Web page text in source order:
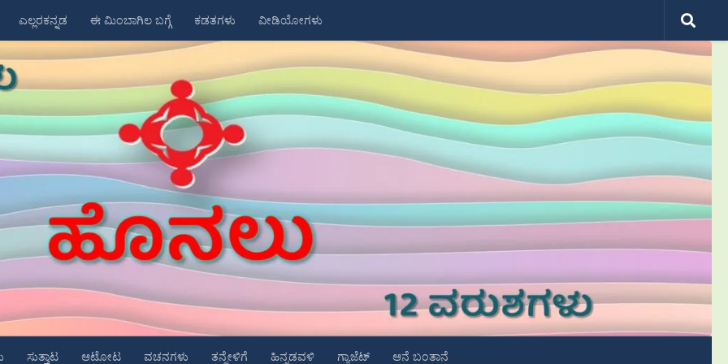
ಎಲ್ಲರಕನ್ನಡ ಈ ಮಿಂಬಾಗಿಲ ಬಗ್ಗೆ ಕಡತಗಳು ವೀಡಿಯೋಗಳು
ಸುತ್ತಾಟ ಆಟೋಟ ವಚನಗಳು ತನ್ನೇಳಿಗೆ ಹಿನ್ನಡವಳಿ ಗ್ಯಾಜೆಟ್ ಆನೆ ಬಂತಾನೆ